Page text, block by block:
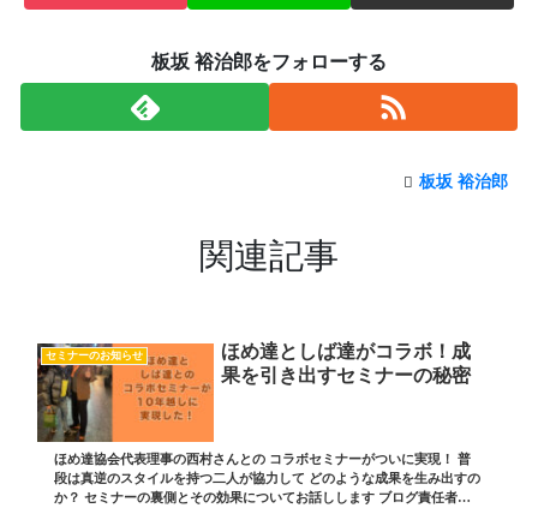
板坂 裕治郎をフォローする
板坂 裕治郎
関連記事
セミナーのお知らせ
ほめ達としば達がコラボ！成
果を引き出すセミナーの秘密
ほめ達協会代表理事の西村さんとの コラボセミナーがついに実現！ 普
段は真逆のスタイルを持つ二人が協力して どのような成果を生み出すの
か？ セミナーの裏側とその効果についてお話しします ブログ責任者の